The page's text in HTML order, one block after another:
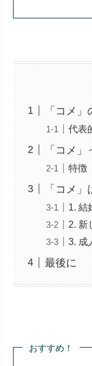
「コメ
代表
「コメ
特徴
「コメ
1. 結
2. 新
3. 成
最後に
おすすめ！